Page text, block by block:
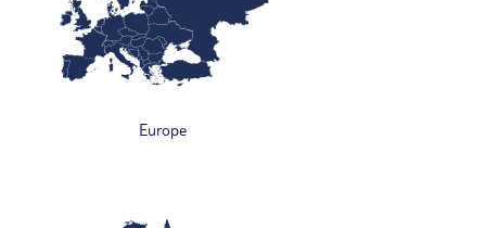
Europe